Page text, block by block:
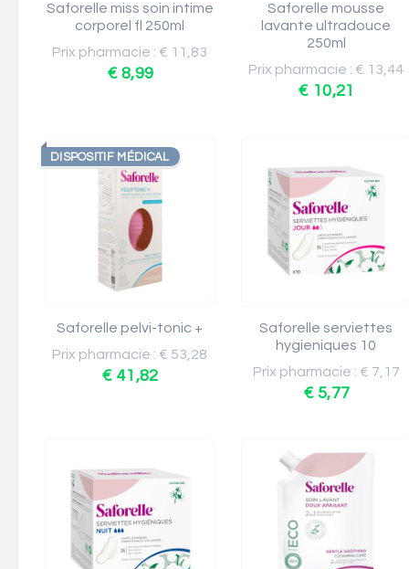
Saforelle miss soin intime
corporel fl 250ml
Prix pharmacie : € 11,83
€ 8,99
Saforelle mousse
lavante ultradouce
250ml
Prix pharmacie : € 13,44
€ 10,21
DISPOSITIF MÉDICAL
Saforelle pelvi-tonic +
Prix pharmacie : € 53,28
€ 41,82
Saforelle serviettes
hygieniques 10
Prix pharmacie : € 7,17
€ 5,77